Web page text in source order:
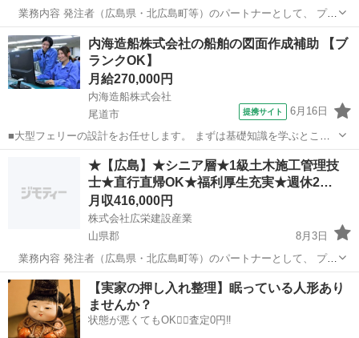
業務内容 発注者（広島県・北広島町等）のパートナーとして、 プロ
ジェクトの完遂まで全権を掌握します。 ※工程管理：冬季の除雪変動
費を計算に入れた「攻め」のスケジュール立案。 ※品質管理：3次元
データを用いた高度な品...
広島 山県郡 施工管理 退職金
内海造船株式会社の船舶の図面作成補助 【ブ
ランクOK】
月給270,000円
内海造船株式会社
尾道市
提携サイト 6月16日
■大型フェリーの設計をお任せします。 まずは基礎知識を学ぶところ
からのスタートです。 そのあとに実践を交えながら、図面の読み方や
作成方法を覚えていきます！ 具体的には… ・手書きではなくPCのツ
ールを使用！ ・しっかり実...
CAD
★【広島】★シニア層★1級土木施工管理技
士★直行直帰OK★福利厚生充実★週休2…
月収416,000円
株式会社広栄建設産業
山県郡
8月3日
業務内容 発注者（広島県・北広島町等）のパートナーとして、 プロ
ジェクトの完遂まで全権を掌握します。 ※工程管理：冬季の除雪変動
費を計算に入れた「攻め」のスケジュール立案。 ※品質管理：3次元
データを用いた高度な品...
広島 山県郡 施工管理 退職金
【実家の押し入れ整理】眠っている人形あり
ませんか？
状態が悪くてもOK🙆‍♀️査定0円‼️